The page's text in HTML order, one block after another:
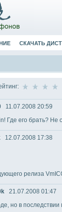
СКАЧАТЬ
11.07.2008 20:59
Где его брать? Не
12.07.2008 17:38
релиза
21.07.2008 01:47
но в последствии